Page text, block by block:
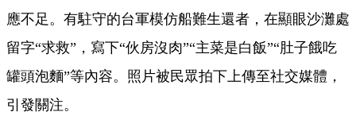
應不足。有駐守的台軍模仿船難生還者，在顯眼沙灘處
留字“求救”，寫下“伙房沒肉”“主菜是白飯”“肚子餓吃
罐頭泡麵”等內容。照片被民眾拍下上傳至社交媒體，
引發關注。